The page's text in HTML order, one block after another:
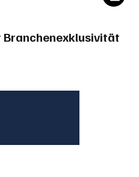
Branchenexklusivität